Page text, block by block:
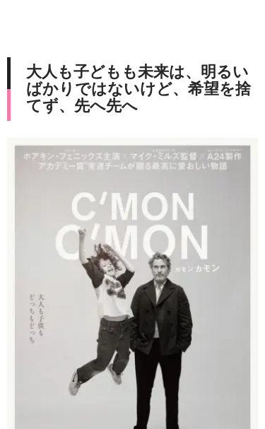
大人も子どもも未来は、明るい
ばかりではないけど、希望を捨
てず、先へ先へ